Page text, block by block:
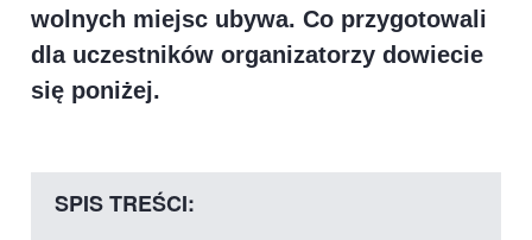
wolnych miejsc ubywa. Co przygotowali
dla uczestników organizatorzy dowiecie
się poniżej.
SPIS TREŚCI: